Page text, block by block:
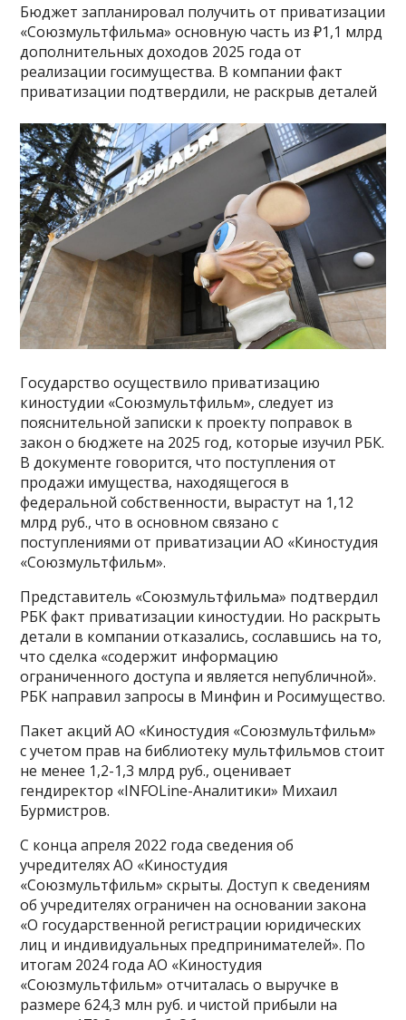
Бюджет запланировал получить от приватизации
«Союзмультфильма» основную часть из ₽1,1 млрд
дополнительных доходов 2025 года от
реализации госимущества. В компании факт
приватизации подтвердили, не раскрыв деталей
Государство осуществило приватизацию
киностудии «Союзмультфильм», следует из
пояснительной записки к проекту поправок в
закон о бюджете на 2025 год, которые изучил РБК.
В документе говорится, что поступления от
продажи имущества, находящегося в
федеральной собственности, вырастут на 1,12
млрд руб., что в основном связано с
поступлениями от приватизации АО «Киностудия
«Союзмультфильм».
Представитель «Союзмультфильма» подтвердил
РБК факт приватизации киностудии. Но раскрыть
детали в компании отказались, сославшись на то,
что сделка «содержит информацию
ограниченного доступа и является непубличной».
РБК направил запросы в Минфин и Росимущество.
Пакет акций АО «Киностудия «Союзмультфильм»
с учетом прав на библиотеку мультфильмов стоит
не менее 1,2-1,3 млрд руб., оценивает
гендиректор «INFOLine-Аналитики» Михаил
Бурмистров.
С конца апреля 2022 года сведения об
учредителях АО «Киностудия
«Союзмультфильм» скрыты. Доступ к сведениям
об учредителях ограничен на основании закона
«О государственной регистрации юридических
лиц и индивидуальных предпринимателей». По
итогам 2024 года АО «Киностудия
«Союзмультфильм» отчиталась о выручке в
размере 624,3 млн руб. и чистой прибыли на